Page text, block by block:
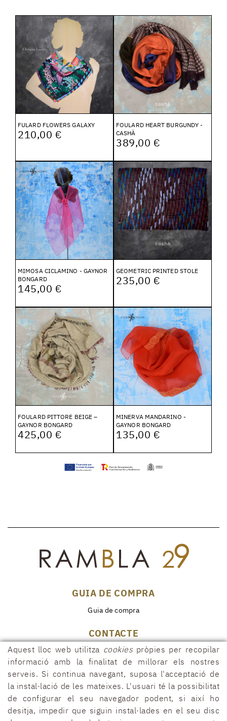
FULARD FLOWERS GALAXY
210,00 €
FOULARD HEART BURGUNDY -
CASHÀ
389,00 €
MIMOSA CICLAMINO - GAYNOR
BONGARD
145,00 €
GEOMETRIC PRINTED STOLE
235,00 €
FOULARD PITTORE BEIGE –
GAYNOR BONGARD
425,00 €
MINERVA MANDARINO -
GAYNOR BONGARD
135,00 €
GUIA DE COMPRA
Guia de compra
CONTACTE
Rambla, 29
17600 FIGUERES (Girona)
972 50 00 07
690 91 26 40
rambla29@rambla29.com
Aquest lloc web utilitza cookies pròpies per recopilar
informació amb la finalitat de millorar els nostres
serveis. Si continua navegant, suposa l'acceptació de
la instal·lació de les mateixes. L'usuari té la possibilitat
de configurar el seu navegador podent, si així ho
desitja, impedir que siguin instal·lades en el seu disc